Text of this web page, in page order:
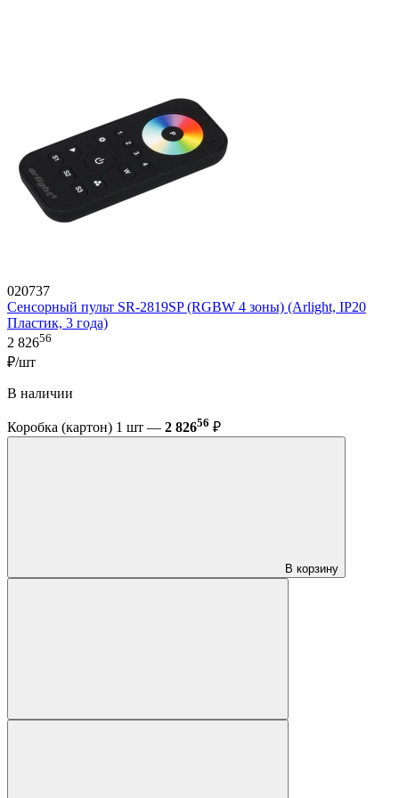
020737
Сенсорный пульт SR-2819SP (RGBW 4 зоны) (Arlight, IP20
Пластик, 3 года)
2 82656
₽/шт
В наличии
Коробка (картон) 1 шт — 2 82656 ₽
В корзину